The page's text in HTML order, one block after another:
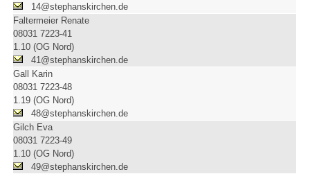
14@stephanskirchen.de
Faltermeier Renate
08031 7223-41
1.10 (OG Nord)
41@stephanskirchen.de
Gall Karin
08031 7223-48
1.19 (OG Nord)
48@stephanskirchen.de
Gilch Eva
08031 7223-49
1.10 (OG Nord)
49@stephanskirchen.de